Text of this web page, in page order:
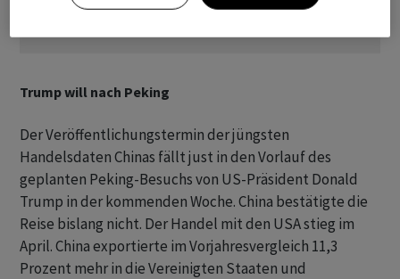
Trump will nach Peking
Der Veröffentlichungstermin der jüngsten
Handelsdaten Chinas fällt just in den Vorlauf des
geplanten Peking-Besuchs von US-Präsident Donald
Trump in der kommenden Woche. China bestätigte die
Reise bislang nicht. Der Handel mit den USA stieg im
April. China exportierte im Vorjahresvergleich 11,3
Prozent mehr in die Vereinigten Staaten und